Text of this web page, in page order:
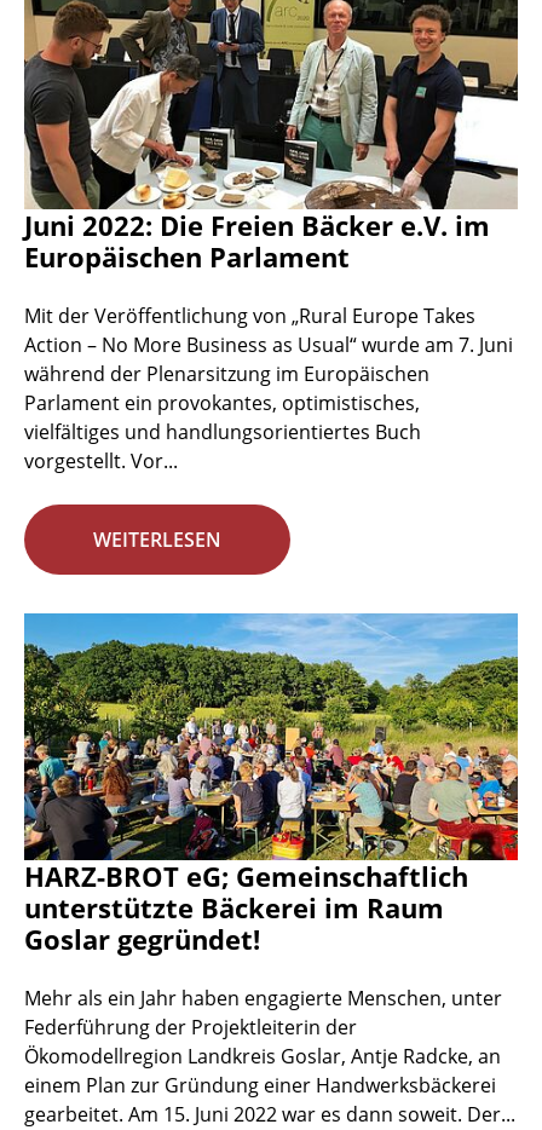
Juni 2022: Die Freien Bäcker e.V. im
Europäischen Parlament
Mit der Veröffentlichung von „Rural Europe Takes
Action – No More Business as Usual“ wurde am 7. Juni
während der Plenarsitzung im Europäischen
Parlament ein provokantes, optimistisches,
vielfältiges und handlungsorientiertes Buch
vorgestellt. Vor...
WEITERLESEN
HARZ-BROT eG; Gemeinschaftlich
unterstützte Bäckerei im Raum
Goslar gegründet!
Mehr als ein Jahr haben engagierte Menschen, unter
Federführung der Projektleiterin der
Ökomodellregion Landkreis Goslar, Antje Radcke, an
einem Plan zur Gründung einer Handwerksbäckerei
gearbeitet. Am 15. Juni 2022 war es dann soweit. Der...